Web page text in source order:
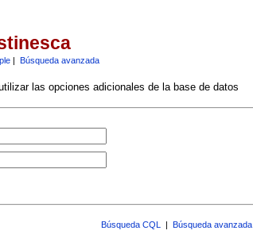
| Búsqueda avanzada
las opciones adicionales de la base de datos
Búsqueda CQL | Búsqueda avanzada